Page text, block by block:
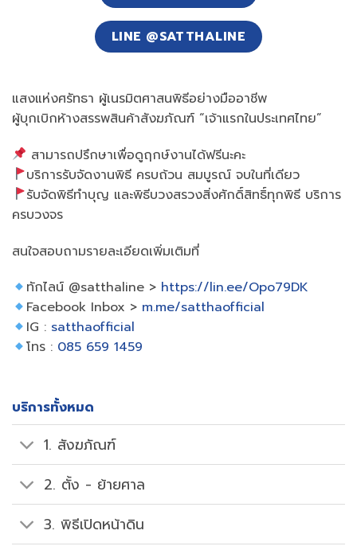
LINE @SATTHALINE
แสงแห่งศรัทธา ผู้เนรมิตศาสนพิธีอย่างมืออาชีพ
ผู้บุกเบิกห้างสรรพสินค้าสังฆภัณฑ์ “เจ้าแรกในประเทศไทย”
สามารถปรึกษาเพื่อดูฤกษ์งานได้ฟรีนะคะ
บริการรับจัดงานพิธี ครบถ้วน สมบูรณ์ จบในที่เดียว
รับจัดพิธีทำบุญ และพิธีบวงสรวงสิ่งศักดิ์สิทธิ์ทุกพิธี บริการ
ครบวงจร
สนใจสอบถามรายละเอียดเพิ่มเติมที่
ทักไลน์ @satthaline > https://lin.ee/Opo79DK
Facebook Inbox > m.me/satthaofficial
IG : satthaofficial
โทร : 085 659 1459
บริการทั้งหมด
1. สังฆภัณฑ์
2. ตั้ง - ย้ายศาล
3. พิธีเปิดหน้าดิน